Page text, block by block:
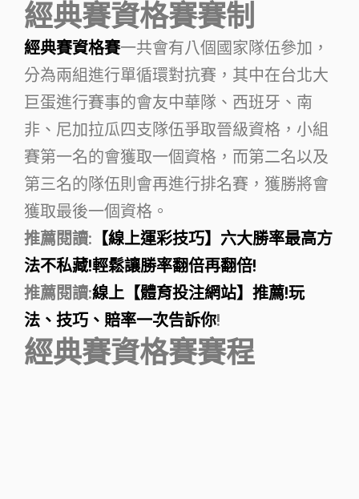
經典賽資格賽賽制
經典賽資格賽一共會有八個國家隊伍參加，
分為兩組進行單循環對抗賽，其中在台北大
巨蛋進行賽事的會友中華隊、西班牙、南
非、尼加拉瓜四支隊伍爭取晉級資格，小組
賽第一名的會獲取一個資格，而第二名以及
第三名的隊伍則會再進行排名賽，獲勝將會
獲取最後一個資格。
推薦閱讀: 【線上運彩技巧】六大勝率最高方
法不私藏!輕鬆讓勝率翻倍再翻倍!
推薦閱讀:線上【體育投注網站】推薦!玩
法、技巧、賠率一次告訴你!
經典賽資格賽賽程